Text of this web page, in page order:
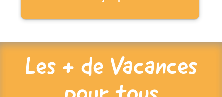
Les + de Vacances